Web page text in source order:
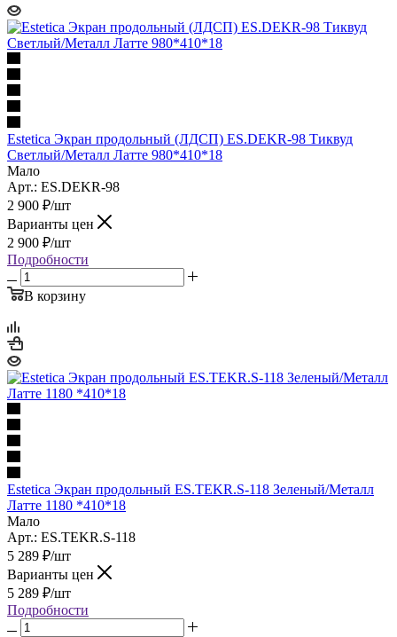
Estetica Экран продольный (ЛДСП) ES.DEKR-98 Тиквуд
Светлый/Металл Латте 980*410*18
Мало
Арт.: ES.DEKR-98
2 900 ₽/шт
Варианты цен
2 900 ₽/шт
Подробности
В корзину
Estetica Экран продольный ES.TEKR.S-118 Зеленый/Металл
Латте 1180 *410*18
Мало
Арт.: ES.TEKR.S-118
5 289 ₽/шт
Варианты цен
5 289 ₽/шт
Подробности